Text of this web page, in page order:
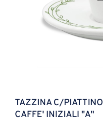
TAZZINA C/PIATTINO
CAFFE' INIZIALI "A"